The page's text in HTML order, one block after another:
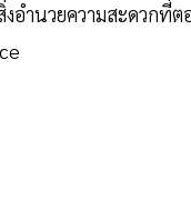
อำนวยความสะดวกที่ต